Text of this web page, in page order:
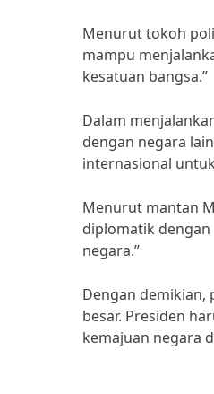
Menurut tokoh
mampu
kesatuan bangsa.”
Dalam
dengan negara
internasional
Menurut mantan
diplomatik
negara.”
Dengan demikian,
besar. Presiden
kemajuan negara